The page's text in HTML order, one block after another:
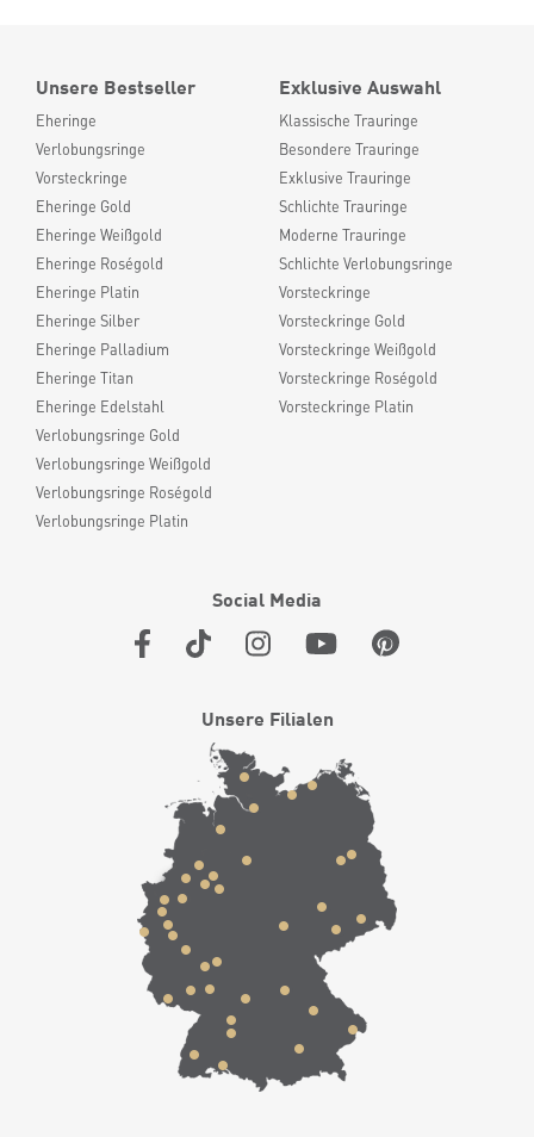
Unsere Bestseller
Eheringe
Verlobungsringe
Vorsteckringe
Eheringe Gold
Eheringe Weißgold
Eheringe Roségold
Eheringe Platin
Eheringe Silber
Eheringe Palladium
Eheringe Titan
Eheringe Edelstahl
Verlobungsringe Gold
Verlobungsringe Weißgold
Verlobungsringe Roségold
Verlobungsringe Platin
Exklusive Auswahl
Klassische Trauringe
Besondere Trauringe
Exklusive Trauringe
Schlichte Trauringe
Moderne Trauringe
Schlichte Verlobungsringe
Vorsteckringe
Vorsteckringe Gold
Vorsteckringe Weißgold
Vorsteckringe Roségold
Vorsteckringe Platin
Social Media
Unsere Filialen